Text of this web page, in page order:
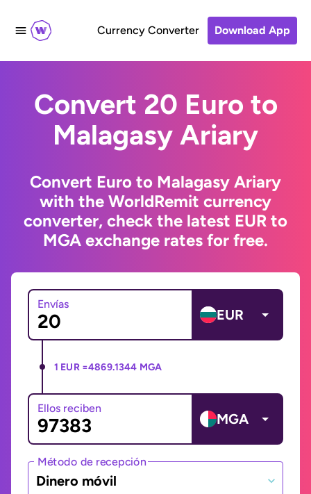
Currency Converter Download App
Convert 20 Euro to
Malagasy Ariary
Convert Euro to Malagasy Ariary
with the WorldRemit currency
converter, check the latest EUR to
MGA exchange rates for free.
Envías
EUR
1 EUR =4869.1344 MGA
Ellos reciben
MGA
Método de recepción
Dinero móvil